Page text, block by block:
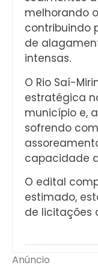
melhorando
contribuindo
de
intensas.
O Rio Saí-
estratégica
município e,
sofrendo
capacidade
O edital
estimado,
de licitações
Anúncio